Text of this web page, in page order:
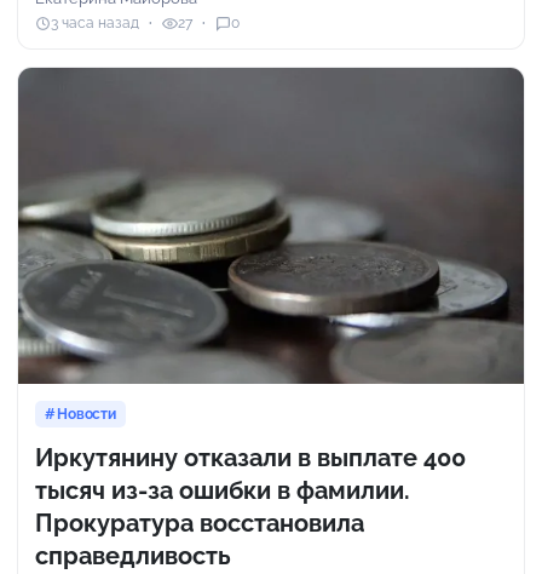
3 часа назад 27 0
Новости
Иркутянину отказали в выплате 400
тысяч из-за ошибки в фамилии.
Прокуратура восстановила
справедливость